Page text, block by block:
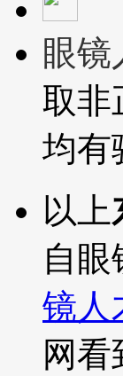
眼镜
取非
均有
以上
自
镜人
网